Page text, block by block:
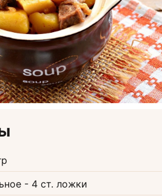
- 4 ст. ложки